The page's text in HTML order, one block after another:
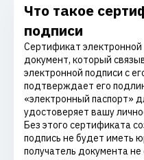
Что такое
подписи
Сертификат
документ, который
электронной подписи с
подтверждает его
«электронный паспорт»
удостоверяет вашу
Без этого сертификата
подпись не будет иметь
получатель документа